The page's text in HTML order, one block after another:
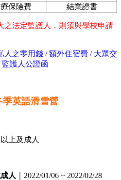
保險費 結業證書
之法定監護人，則須與學校申請
人之零用錢 / 額外住宿費 / 大眾交
監護人公證函
英語滑雪營
上及成人
人 ｜2022/01/06 ~ 2022/02/28